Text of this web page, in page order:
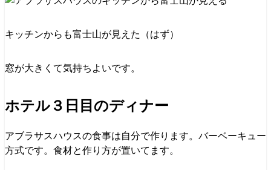
キッチンからも富士山が見えた（はず）
窓が大きくて気持ちよいです。
ホテル３日目のディナー
アブラサスハウスの食事は自分で作ります。バーベーキュー
方式です。食材と作り方が置いてます。